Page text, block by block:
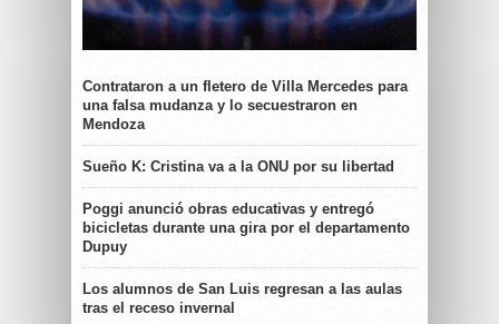
Contrataron a un fletero de Villa Mercedes para
una falsa mudanza y lo secuestraron en
Mendoza
Sueño K: Cristina va a la ONU por su libertad
Poggi anunció obras educativas y entregó
bicicletas durante una gira por el departamento
Dupuy
Los alumnos de San Luis regresan a las aulas
tras el receso invernal